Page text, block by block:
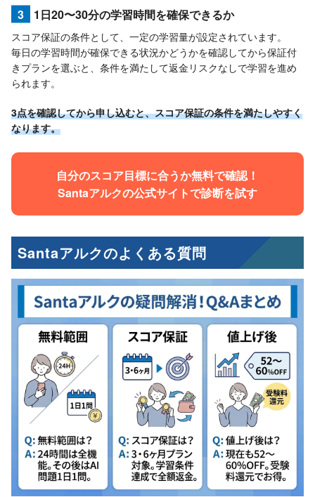
3 1日20〜30分の学習時間を確保できるか
スコア保証の条件として、一定の学習量が設定されています。
毎日の学習時間が確保できる状況かどうかを確認してから保証付
きプランを選ぶと、条件を満たして返金リスクなしで学習を進め
られます。
3点を確認してから申し込むと、スコア保証の条件を満たしやすく
なります。
自分のスコア目標に合うか無料で確認！
Santaアルクの公式サイトで診断を試す
Santaアルクのよくある質問